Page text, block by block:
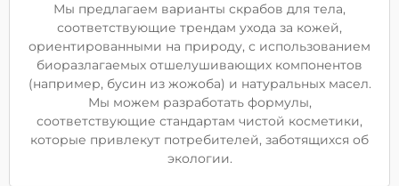
Мы предлагаем варианты скрабов для тела,
соответствующие трендам ухода за кожей,
ориентированными на природу, с использованием
биоразлагаемых отшелушивающих компонентов
(например, бусин из жожоба) и натуральных масел.
Мы можем разработать формулы,
соответствующие стандартам чистой косметики,
которые привлекут потребителей, заботящихся об
экологии.